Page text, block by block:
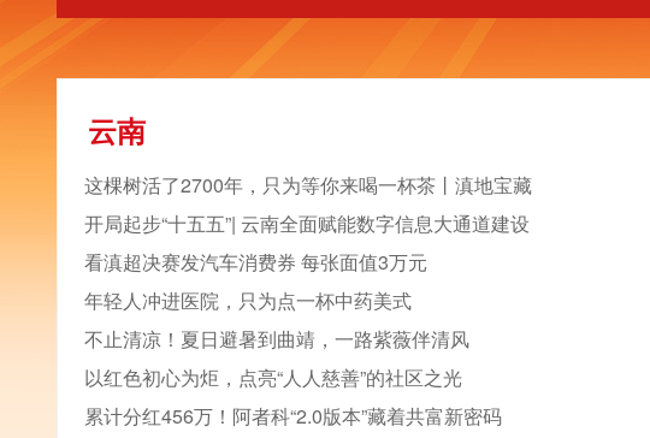
云南
这棵树活了2700年，只为等你来喝一杯茶丨滇地宝藏
开局起步“十五五”| 云南全面赋能数字信息大通道建设
看滇超决赛发汽车消费券 每张面值3万元
年轻人冲进医院，只为点一杯中药美式
不止清凉！夏日避暑到曲靖，一路紫薇伴清风
以红色初心为炬，点亮“人人慈善”的社区之光
累计分红456万！阿者科“2.0版本”藏着共富新密码